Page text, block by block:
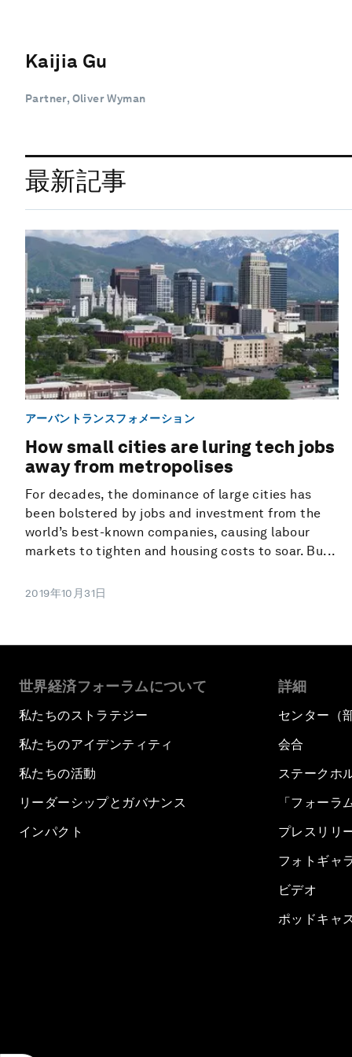
Kaijia Gu
Partner, Oliver Wyman
最新記事
アーバントランスフォメーション
How small cities are luring tech jobs
away from metropolises
For decades, the dominance of large cities has
been bolstered by jobs and investment from the
world’s best-known companies, causing labour
markets to tighten and housing costs to soar. Bu...
2019年10月31日
世界経済フォーラムについて
私たちのストラテジー
私たちのアイデンティティ
私たちの活動
リーダーシップとガバナンス
インパクト
詳細
センター（
会合
ステークホ
「フォーラ
プレスリリ
フォトギャ
ビデオ
ポッドキャ